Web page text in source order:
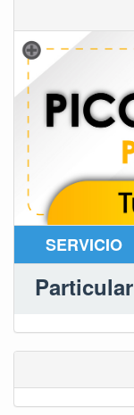
SERVICIO
Particular